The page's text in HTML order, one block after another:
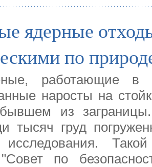
ядерные
по
работающие в
наросты на
из
тысяч груд
исследования.
"Совет по